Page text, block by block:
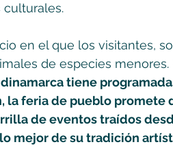
en el que los visitantes,
de especies menores.
tiene
la feria de pueblo promete
de eventos traídos
mejor de su tradición